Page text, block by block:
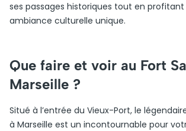
ses passages historiques tout en profitant
ambiance culturelle unique.
Que faire et voir au Fort
Marseille ?
Situé à l’entrée du Vieux-Port, le
à Marseille est un incontournable pour